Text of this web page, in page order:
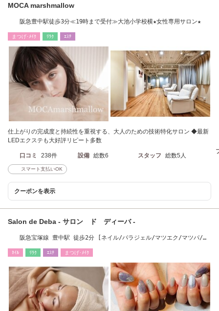
MOCA marshmallow
阪急豊中駅徒歩3分≪19時まで受付≫大池小学校横★女性専用サロン★
まつげ･ﾒｲｸ ﾘﾗｸ ｴｽﾃ
仕上がりの完成度と持続性を重視する、大人のための技術特化サロン ◆最新
LEDエクステも大好評リピート多数
口コミ 238件 設備 総数6 スタッフ 総数5人
スマート支払いOK
クーポンを表示
Salon de Deba - サロン ド ディーバ -
阪急宝塚線 豊中駅 徒歩2分 [ネイル/パラジェル/マツエク/マツパ/エ
ﾈｲﾙ ﾘﾗｸ ｴｽﾃ まつげ･ﾒｲｸ